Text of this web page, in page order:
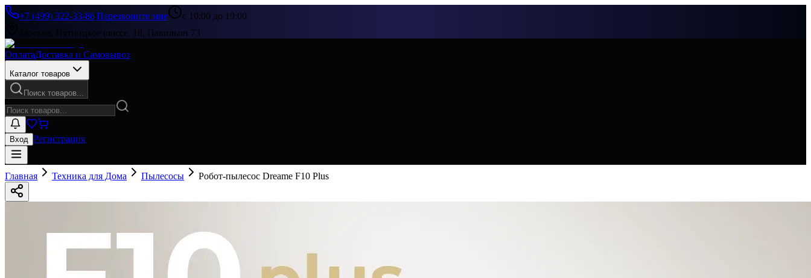
+7 (499) 322-33-86|Перезвоните мне
с 10:00 до 19:00
Москва, Пятницкое шоссе, 18, Павильон 73
ОплатаДоставка и Самовывоз
Каталог товаров
Поиск товаров...
Вход Регистрация
Главная Техника для Дома Пылесосы Робот-пылесос Dreame F10 Plus